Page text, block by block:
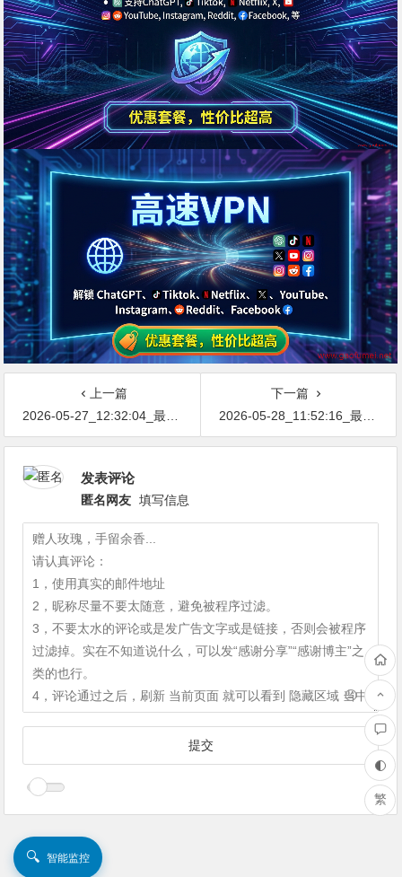
上一篇
2026-05-27_12:32:04_最新网络节点地址免费分享…不定期更新…开放免费分享（网络免费节点香港|日本|韩国|新加坡|台湾|马来西亚|…
下一篇
2026-05-28_11:52:16_最新网络节点地址免费分享…不定期更新…开放免费分享（网络免费节点香港|日本|韩国|新加坡|台湾|马来西亚|…
发表评论
匿名网友 填写信息
繁
🔍 智能监控